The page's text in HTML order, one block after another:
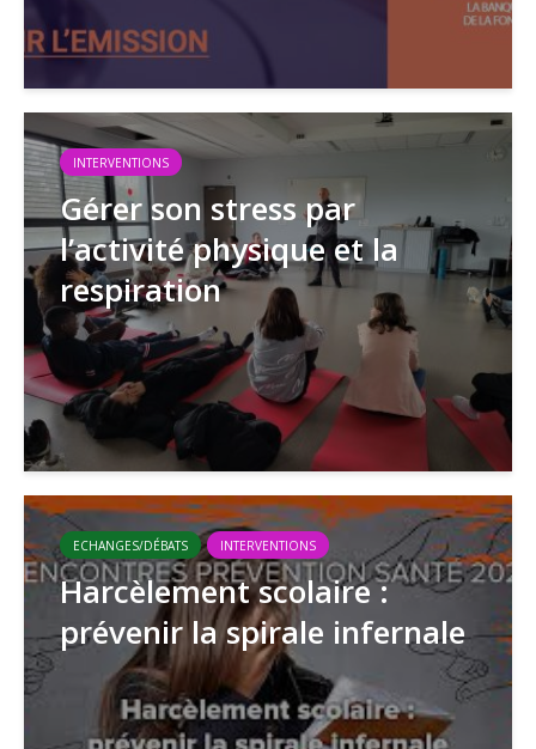
INTERVENTIONS
Gérer son stress par
l’activité physique et la
respiration
ECHANGES/DÉBATS INTERVENTIONS
Harcèlement scolaire :
prévenir la spirale infernale